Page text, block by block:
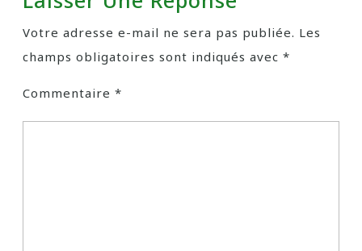
Votre adresse e-mail ne sera pas publiée. Les
champs obligatoires sont indiqués avec *
Commentaire *